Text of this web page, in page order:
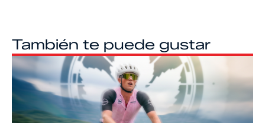
También te puede gustar